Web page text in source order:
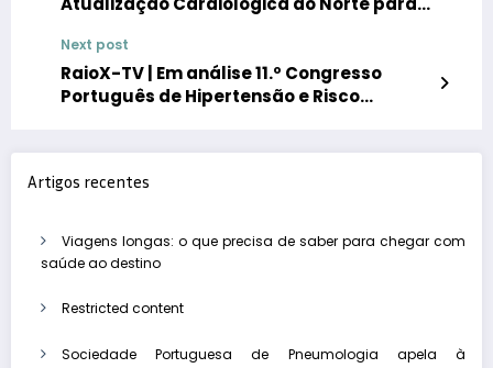
Next post
RaioX-TV | Em análise 11.º Congresso
Português de Hipertensão e Risco
Artigos recentes
Viagens longas: o que precisa de saber para chegar com
saúde ao destino
Restricted content
Sociedade Portuguesa de Pneumologia apela à